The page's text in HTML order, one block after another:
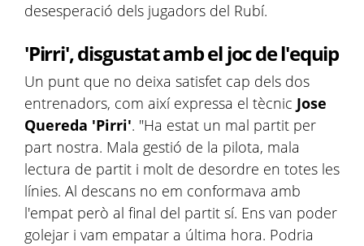
desesperació dels jugadors del Rubí.
'Pirri', disgustat amb el joc de l'equip
Un punt que no deixa satisfet cap dels dos
entrenadors, com així expressa el tècnic Jose
Quereda 'Pirri'. "Ha estat un mal partit per
part nostra. Mala gestió de la pilota, mala
lectura de partit i molt de desordre en totes les
línies. Al descans no em conformava amb
l'empat però al final del partit sí. Ens van poder
golejar i vam empatar a última hora. Podria